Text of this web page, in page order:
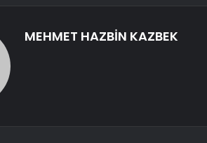
MEHMET HAZBİN KAZBEK